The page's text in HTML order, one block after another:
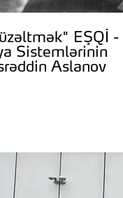
EŞQİ -
Sistemlərinin
Aslanov